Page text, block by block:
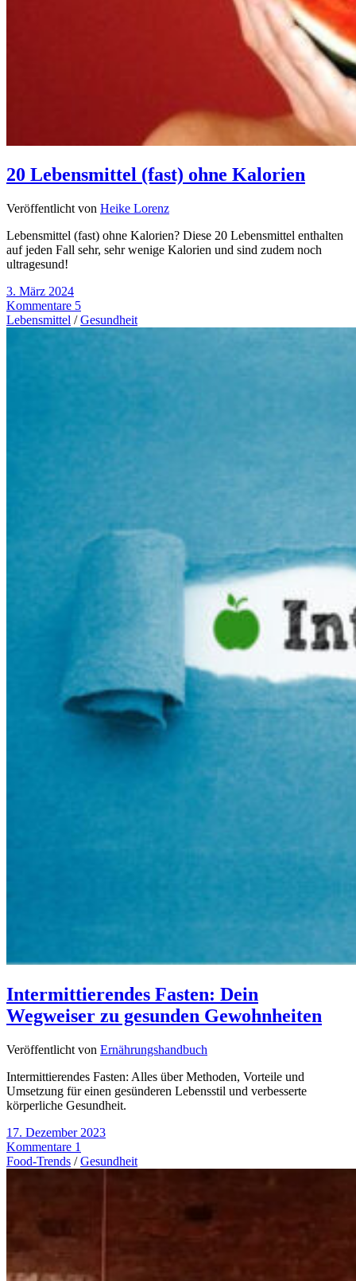
20 Lebensmittel (fast) ohne Kalorien
Veröffentlicht von Heike Lorenz
Lebensmittel (fast) ohne Kalorien? Diese 20 Lebensmittel enthalten
auf jeden Fall sehr, sehr wenige Kalorien und sind zudem noch
ultragesund!
3. März 2024
Kommentare 5
Lebensmittel /Gesundheit
Intermittierendes Fasten: Dein
Wegweiser zu gesunden Gewohnheiten
Veröffentlicht von Ernährungshandbuch
Intermittierendes Fasten: Alles über Methoden, Vorteile und
Umsetzung für einen gesünderen Lebensstil und verbesserte
körperliche Gesundheit.
17. Dezember 2023
Kommentare 1
Food-Trends /Gesundheit